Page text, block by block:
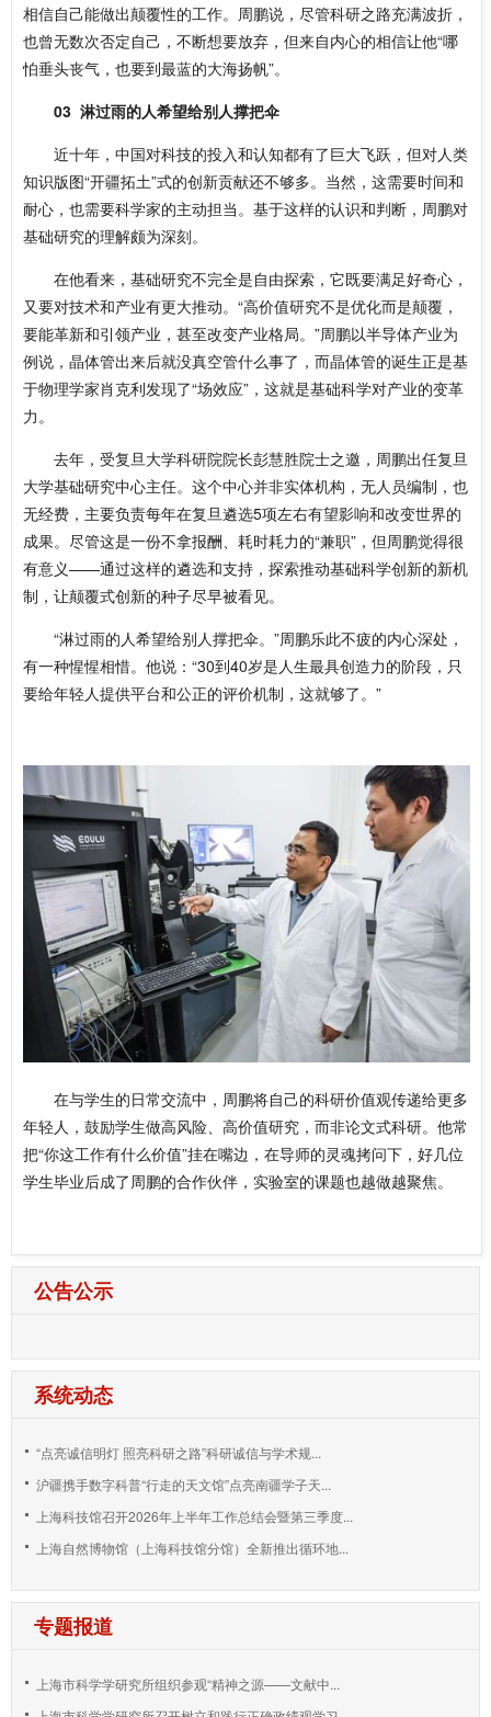
相信自己能做出颠覆性的工作。周鹏说，尽管科研之路充满波折，
也曾无数次否定自己，不断想要放弃，但来自内心的相信让他“哪
怕垂头丧气，也要到最蓝的大海扬帆”。
03 淋过雨的人希望给别人撑把伞
近十年，中国对科技的投入和认知都有了巨大飞跃，但对人类
知识版图“开疆拓土”式的创新贡献还不够多。当然，这需要时间和
耐心，也需要科学家的主动担当。基于这样的认识和判断，周鹏对
基础研究的理解颇为深刻。
在他看来，基础研究不完全是自由探索，它既要满足好奇心，
又要对技术和产业有更大推动。“高价值研究不是优化而是颠覆，
要能革新和引领产业，甚至改变产业格局。”周鹏以半导体产业为
例说，晶体管出来后就没真空管什么事了，而晶体管的诞生正是基
于物理学家肖克利发现了“场效应”，这就是基础科学对产业的变革
力。
去年，受复旦大学科研院院长彭慧胜院士之邀，周鹏出任复旦
大学基础研究中心主任。这个中心并非实体机构，无人员编制，也
无经费，主要负责每年在复旦遴选5项左右有望影响和改变世界的
成果。尽管这是一份不拿报酬、耗时耗力的“兼职”，但周鹏觉得很
有意义——通过这样的遴选和支持，探索推动基础科学创新的新机
制，让颠覆式创新的种子尽早被看见。
“淋过雨的人希望给别人撑把伞。”周鹏乐此不疲的内心深处，
有一种惺惺相惜。他说：“30到40岁是人生最具创造力的阶段，只
要给年轻人提供平台和公正的评价机制，这就够了。”
在与学生的日常交流中，周鹏将自己的科研价值观传递给更多
年轻人，鼓励学生做高风险、高价值研究，而非论文式科研。他常
把“你这工作有什么价值”挂在嘴边，在导师的灵魂拷问下，好几位
学生毕业后成了周鹏的合作伙伴，实验室的课题也越做越聚焦。
公告公示
系统动态
“点亮诚信明灯 照亮科研之路”科研诚信与学术规...
沪疆携手数字科普“行走的天文馆”点亮南疆学子天...
上海科技馆召开2026年上半年工作总结会暨第三季度...
上海自然博物馆（上海科技馆分馆）全新推出循环地...
专题报道
上海市科学学研究所组织参观“精神之源——文献中...